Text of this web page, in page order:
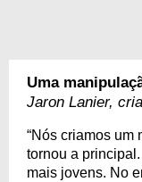
Uma
Jaron Lanier,
“Nós criamos um
tornou a
mais jovens. No